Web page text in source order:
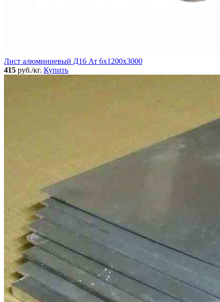
Лист алюминиевый Д16 Ат 6х1200х3000
415 руб./кг. Купить